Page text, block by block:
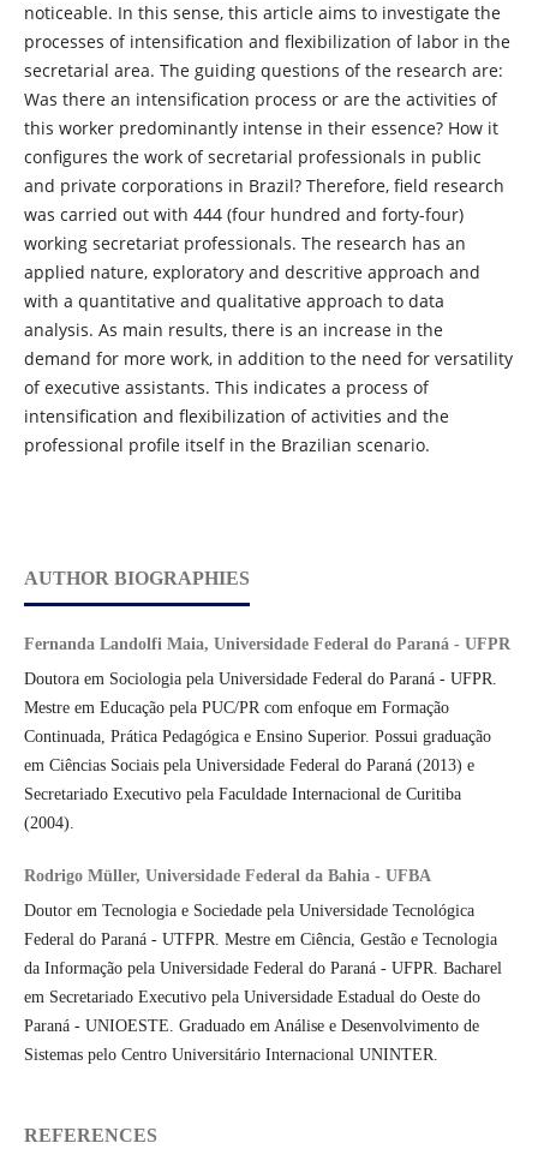
noticeable. In this sense, this article aims to investigate the
processes of intensification and flexibilization of labor in the
secretarial area. The guiding questions of the research are:
Was there an intensification process or are the activities of
this worker predominantly intense in their essence? How it
configures the work of secretarial professionals in public
and private corporations in Brazil? Therefore, field research
was carried out with 444 (four hundred and forty-four)
working secretariat professionals. The research has an
applied nature, exploratory and descritive approach and
with a quantitative and qualitative approach to data
analysis. As main results, there is an increase in the
demand for more work, in addition to the need for versatility
of executive assistants. This indicates a process of
intensification and flexibilization of activities and the
professional profile itself in the Brazilian scenario.
AUTHOR BIOGRAPHIES
Fernanda Landolfi Maia, Universidade Federal do Paraná - UFPR
Doutora em Sociologia pela Universidade Federal do Paraná - UFPR.
Mestre em Educação pela PUC/PR com enfoque em Formação
Continuada, Prática Pedagógica e Ensino Superior. Possui graduação
em Ciências Sociais pela Universidade Federal do Paraná (2013) e
Secretariado Executivo pela Faculdade Internacional de Curitiba
(2004).
Rodrigo Müller, Universidade Federal da Bahia - UFBA
Doutor em Tecnologia e Sociedade pela Universidade Tecnológica
Federal do Paraná - UTFPR. Mestre em Ciência, Gestão e Tecnologia
da Informação pela Universidade Federal do Paraná - UFPR. Bacharel
em Secretariado Executivo pela Universidade Estadual do Oeste do
Paraná - UNIOESTE. Graduado em Análise e Desenvolvimento de
Sistemas pelo Centro Universitário Internacional UNINTER.
REFERENCES